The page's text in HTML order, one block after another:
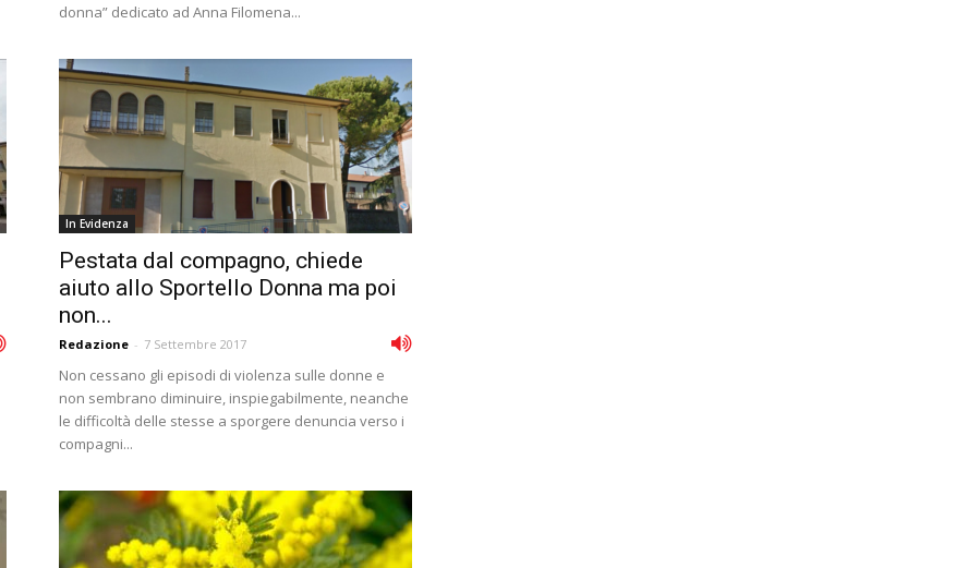
donna” dedicato ad Anna Filomena...
In Evidenza
Pestata dal compagno, chiede
aiuto allo Sportello Donna ma poi
non...
Redazione - 7 Settembre 2017
Non cessano gli episodi di violenza sulle donne e
non sembrano diminuire, inspiegabilmente, neanche
le difficoltà delle stesse a sporgere denuncia verso i
compagni...